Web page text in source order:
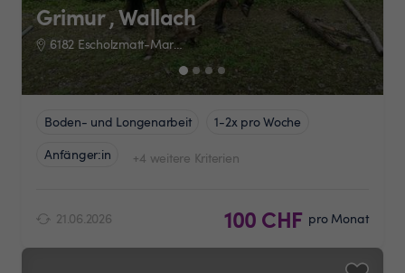
Grimur , Wallach
6182 Escholzmatt-Marbach
Boden- und Longenarbeit
1-2x pro Woche
Anfänger:in
+4 weitere Kriterien
21.06.2026 100 CHF pro Monat